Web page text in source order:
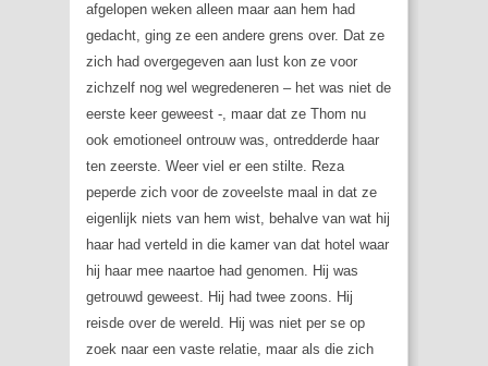
afgelopen weken alleen maar aan hem had
gedacht, ging ze een andere grens over. Dat ze
zich had overgegeven aan lust kon ze voor
zichzelf nog wel wegredeneren – het was niet de
eerste keer geweest -, maar dat ze Thom nu
ook emotioneel ontrouw was, ontredderde haar
ten zeerste. Weer viel er een stilte. Reza
peperde zich voor de zoveelste maal in dat ze
eigenlijk niets van hem wist, behalve van wat hij
haar had verteld in die kamer van dat hotel waar
hij haar mee naartoe had genomen. Hij was
getrouwd geweest. Hij had twee zoons. Hij
reisde over de wereld. Hij was niet per se op
zoek naar een vaste relatie, maar als die zich